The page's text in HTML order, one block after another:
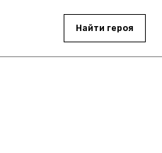
Найти героя